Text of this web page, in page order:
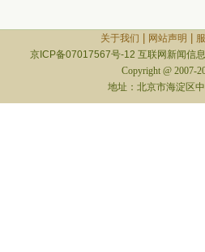
关于我们 网站声明
京ICP备07017567号-12 互联网新闻信
Copyright @ 2007-
地址：北京市海淀区